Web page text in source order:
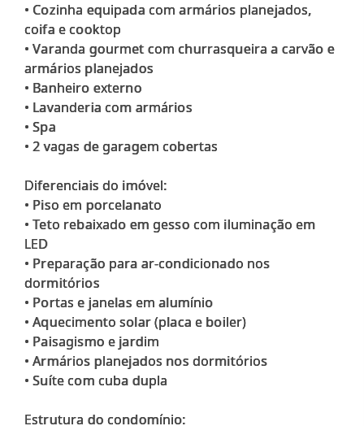
• Cozinha equipada com armários planejados,
coifa e cooktop
• Varanda gourmet com churrasqueira a carvão e
armários planejados
• Banheiro externo
• Lavanderia com armários
• Spa
• 2 vagas de garagem cobertas
Diferenciais do imóvel:
• Piso em porcelanato
• Teto rebaixado em gesso com iluminação em
LED
• Preparação para ar-condicionado nos
dormitórios
• Portas e janelas em alumínio
• Aquecimento solar (placa e boiler)
• Paisagismo e jardim
• Armários planejados nos dormitórios
• Suíte com cuba dupla
Estrutura do condomínio: